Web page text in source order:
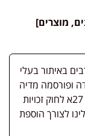
מוצרים]
באיתור בעלי
ופורסמה מדיה
שבעליה אינו ידוע, השימוש נעשה לפי סעיף 27א לחוק זכויות
לצורך הוספת